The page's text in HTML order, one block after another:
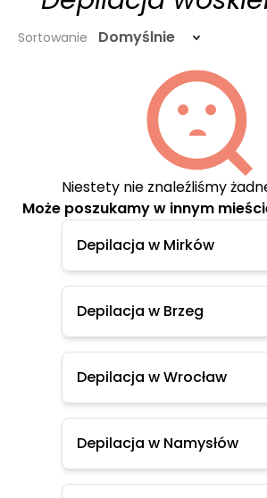
Sortowanie Domyślnie
Niestety nie znaleźliśmy
Może poszukamy w innym
Depilacja w Mirków
Depilacja w Brzeg
Depilacja w Wrocław
Depilacja w Namysłów